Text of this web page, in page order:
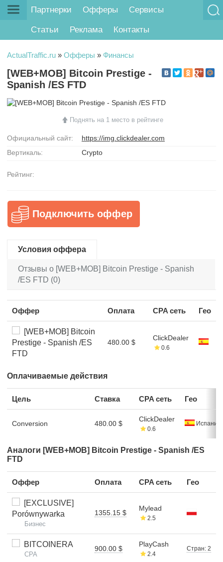
Партнерки Офферы Сервисы
Статьи Реклама Контакты
ActualTraffic.ru » Офферы » Финансы
[WEB+MOB] Bitcoin Prestige -
Spanish /ES FTD
Поднять на 1 место в рейтинге
Официальный сайт:
https://img.clickdealer.com
Вертикаль:
Crypto
Рейтинг:
Подключить оффер
Условия оффера
Отзывы о [WEB+MOB] Bitcoin Prestige - Spanish
/ES FTD (0)
Оффер Оплата CPA сеть Гео
[WEB+MOB] Bitcoin
Prestige - Spanish /ES
FTD
480.00 $
ClickDealer
0.6
Оплачиваемые действия
Цель Ставка CPA сеть Гео
Conversion 480.00 $
ClickDealer
0.6
Испания
Аналоги [WEB+MOB] Bitcoin Prestige - Spanish /ES
FTD
Оффер Оплата CPA сеть Гео
[EXCLUSIVE]
Porównywarka
Бизнес
1355.15 $
Mylead
2.5
BITCOINERA
CPA
900.00 $
PlayCash
2.4
Стран: 2